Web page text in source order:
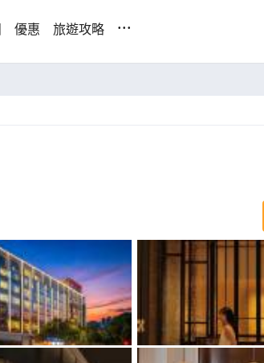
優惠 旅遊攻略 ...